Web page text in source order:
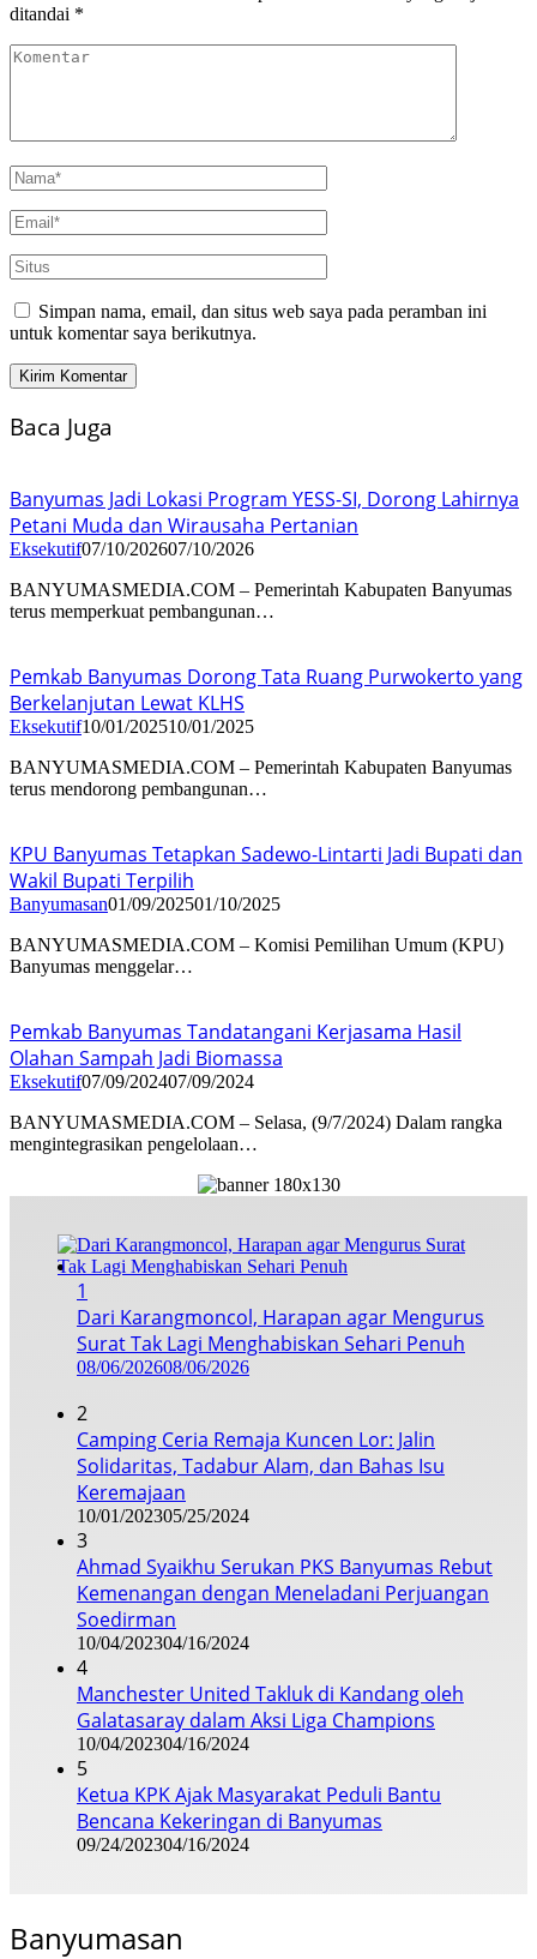
ditandai *
Simpan nama, email, dan situs web saya pada peramban ini
untuk komentar saya berikutnya.
Baca Juga
Banyumas Jadi Lokasi Program YESS-SI, Dorong Lahirnya
Petani Muda dan Wirausaha Pertanian
Eksekutif07/10/202607/10/2026
BANYUMASMEDIA.COM – Pemerintah Kabupaten Banyumas
terus memperkuat pembangunan…
Pemkab Banyumas Dorong Tata Ruang Purwokerto yang
Berkelanjutan Lewat KLHS
Eksekutif10/01/202510/01/2025
BANYUMASMEDIA.COM – Pemerintah Kabupaten Banyumas
terus mendorong pembangunan…
KPU Banyumas Tetapkan Sadewo-Lintarti Jadi Bupati dan
Wakil Bupati Terpilih
Banyumasan01/09/202501/10/2025
BANYUMASMEDIA.COM – Komisi Pemilihan Umum (KPU)
Banyumas menggelar…
Pemkab Banyumas Tandatangani Kerjasama Hasil
Olahan Sampah Jadi Biomassa
Eksekutif07/09/202407/09/2024
BANYUMASMEDIA.COM – Selasa, (9/7/2024) Dalam rangka
mengintegrasikan pengelolaan…
1
Dari Karangmoncol, Harapan agar Mengurus
Surat Tak Lagi Menghabiskan Sehari Penuh
08/06/202608/06/2026
2
Camping Ceria Remaja Kuncen Lor: Jalin
Solidaritas, Tadabur Alam, dan Bahas Isu
Keremajaan
10/01/202305/25/2024
3
Ahmad Syaikhu Serukan PKS Banyumas Rebut
Kemenangan dengan Meneladani Perjuangan
Soedirman
10/04/202304/16/2024
4
Manchester United Takluk di Kandang oleh
Galatasaray dalam Aksi Liga Champions
10/04/202304/16/2024
5
Ketua KPK Ajak Masyarakat Peduli Bantu
Bencana Kekeringan di Banyumas
09/24/202304/16/2024
Banyumasan